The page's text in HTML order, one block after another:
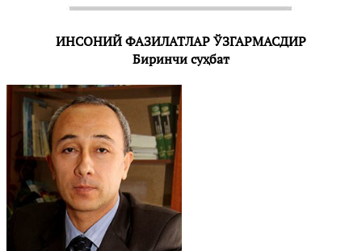
ИНСОНИЙ ФАЗИЛАТЛАР ЎЗГАРМАСДИР
Биринчи суҳбат